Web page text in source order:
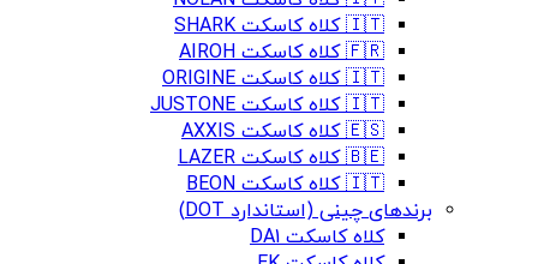
🇮🇹 کلاه کاسکت SHARK
🇫🇷 کلاه کاسکت AIROH
🇮🇹 کلاه کاسکت ORIGINE
🇮🇹 کلاه کاسکت JUSTONE
🇪🇸 کلاه کاسکت AXXIS
🇧🇪 کلاه کاسکت LAZER
🇮🇹 کلاه کاسکت BEON
برندهای چینی (استاندارد DOT)
کلاه کاسکت DA1